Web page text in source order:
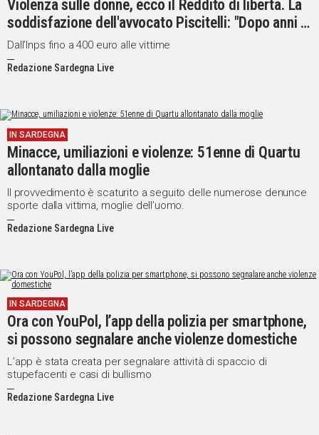
Violenza sulle donne, ecco il Reddito di libertà. La
soddisfazione dell'avvocato Piscitelli: "Dopo anni di
lotte una luce rischiara il buio"
Dall’Inps fino a 400 euro alle vittime
Redazione Sardegna Live
IN SARDEGNA
Minacce, umiliazioni e violenze: 51enne di Quartu
allontanato dalla moglie
Il provvedimento è scaturito a seguito delle numerose denunce
sporte dalla vittima, moglie dell’uomo.
Redazione Sardegna Live
IN SARDEGNA
Ora con YouPol, l’app della polizia per smartphone,
si possono segnalare anche violenze domestiche
L’app è stata creata per segnalare attività di spaccio di
stupefacenti e casi di bullismo
Redazione Sardegna Live